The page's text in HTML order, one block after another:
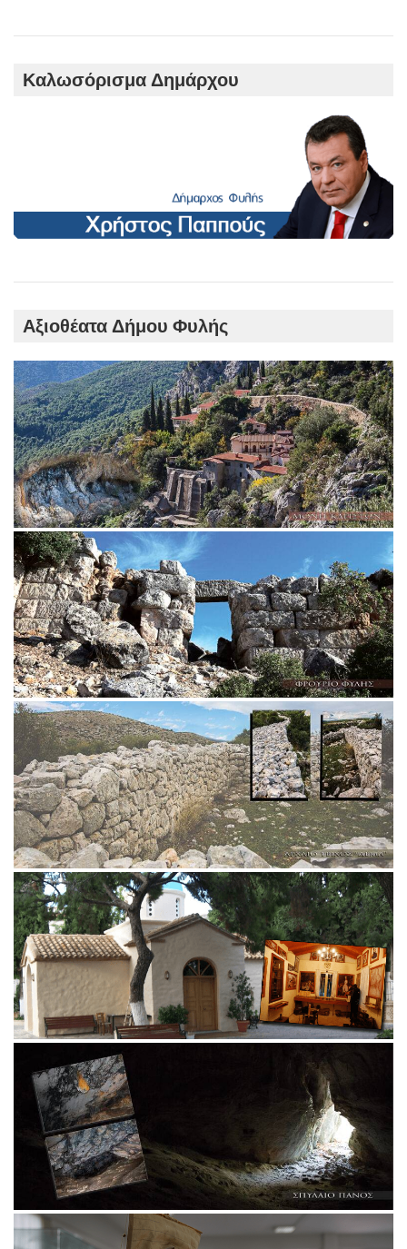
Καλωσόρισμα Δημάρχου
Αξιοθέατα Δήμου Φυλής